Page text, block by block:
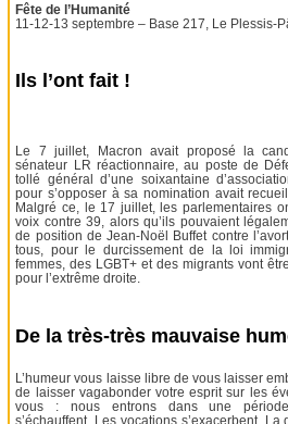
Fête de l’Humanité
11-12-13 septembre – Base 217, Le Plessis-
Ils l’ont fait !
Le 7 juillet, Macron avait proposé la
sénateur LR réactionnaire, au poste de
tollé général d’une soixantaine
pour s’opposer à sa nomination avait
Malgré ce, le 17 juillet, les parlementaires
voix contre 39, alors qu’ils pouvaient
de position de Jean-Noël Buffet contre
tous, pour le durcissement de la loi
femmes, des LGBT+ et des migrants vont
pour l’extrême droite.
De la très-très mauvaise
L’humeur vous laisse libre de vous laisser
de laisser vagabonder votre esprit sur les
vous : nous entrons dans une
s’échauffent. Les vocations s’exacerbent.